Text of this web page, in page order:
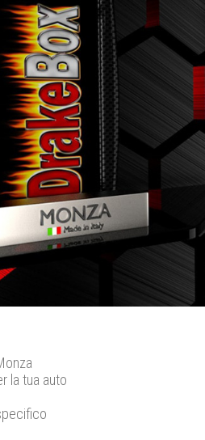
la tua auto